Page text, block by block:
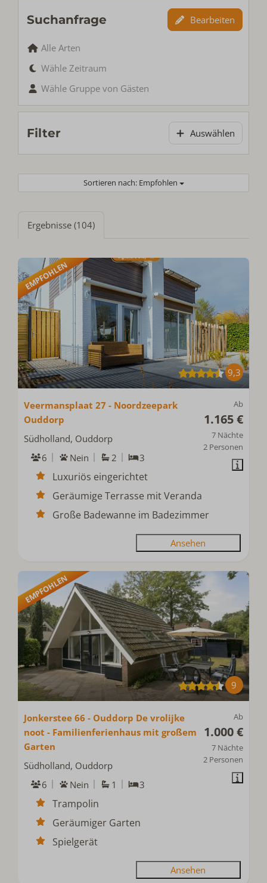
Suchanfrage Bearbeiten
Alle Arten
Wähle Zeitraum
Wähle Gruppe von Gästen
Filter Auswählen
Sortieren nach: Empfohlen
Ergebnisse (104)
EMPFOHLEN
9,3
Ab
1.165 €
7 Nächte
2 Personen
Veermansplaat 27 - Noordzeepark
Ouddorp
Südholland, Ouddorp
6
Nein 2 3
Luxuriös eingerichtet
Geräumige Terrasse mit Veranda
Große Badewanne im Badezimmer
Ansehen
EMPFOHLEN
9
Ab
1.000 €
7 Nächte
2 Personen
Jonkerstee 66 - Ouddorp De vrolijke
noot - Familienferienhaus mit großem
Garten
Südholland, Ouddorp
6
Nein 1 3
Trampolin
Geräumiger Garten
Spielgerät
Ansehen